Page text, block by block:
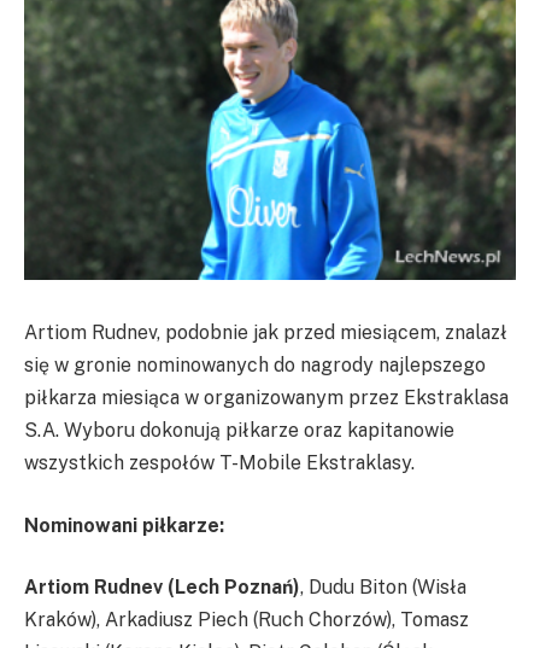
Artiom Rudnev, podobnie jak przed miesiącem, znalazł
się w gronie nominowanych do nagrody najlepszego
piłkarza miesiąca w organizowanym przez Ekstraklasa
S.A. Wyboru dokonują piłkarze oraz kapitanowie
wszystkich zespołów T-Mobile Ekstraklasy.
Nominowani piłkarze:
Artiom Rudnev (Lech Poznań), Dudu Biton (Wisła
Kraków), Arkadiusz Piech (Ruch Chorzów), Tomasz